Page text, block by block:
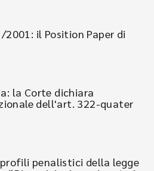
2001: il Position Paper di
la Corte dichiara
dell'art. 322-quater
penalistici della legge